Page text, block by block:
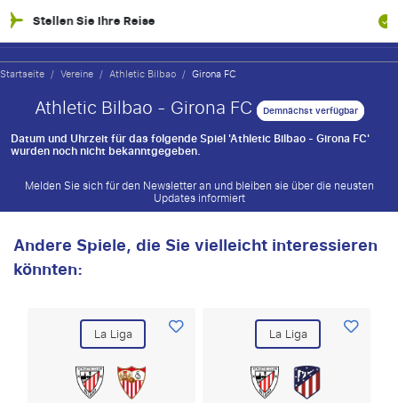
Reise 100%
Startseite / Vereine / Athletic Bilbao / Girona FC
Athletic Bilbao - Girona FC Demnächst verfügbar
Datum und Uhrzeit für das folgende Spiel 'Athletic Bilbao - Girona FC'
wurden noch nicht bekanntgegeben.
Melden Sie sich für den Newsletter an und bleiben sie über die neusten
Updates informiert
Andere Spiele, die Sie vielleicht interessieren
könnten:
La Liga La Liga